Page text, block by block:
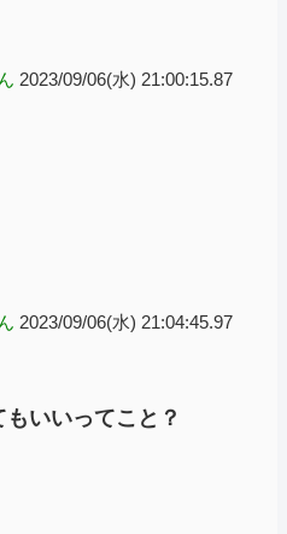
2023/09/06(水) 21:00:15.87
2023/09/06(水) 21:04:45.97
いいってこと？